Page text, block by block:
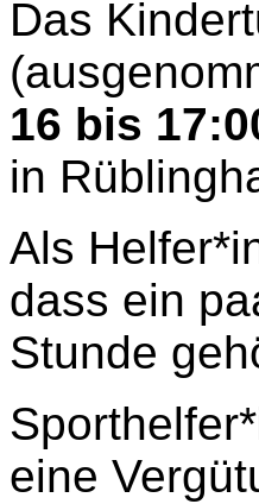
Das
16 bis
in
Als
dass ein
Stunde
eine